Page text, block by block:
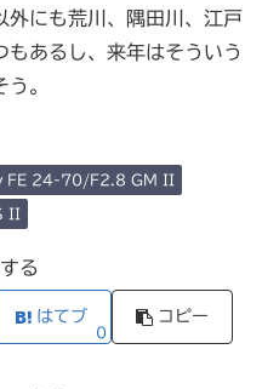
外にも荒川、隅田川、江戸
もあるし、来年はそういう
。
FE 24-70/F2.8 GM II
II
る
はてブ
0
コピー